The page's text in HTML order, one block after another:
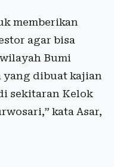
memberikan
agar bisa
Bumi
yang dibuat kajian
sekitaran Kelok
kata Asar,